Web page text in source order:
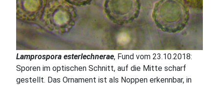
Lamprospora esterlechnerae, Fund vom 23.10.2018:
Sporen im optischen Schnitt, auf die Mitte scharf
gestellt. Das Ornament ist als Noppen erkennbar, in